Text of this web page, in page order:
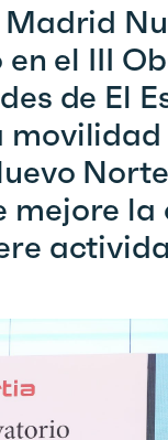
Madrid
el III
de El
mejore